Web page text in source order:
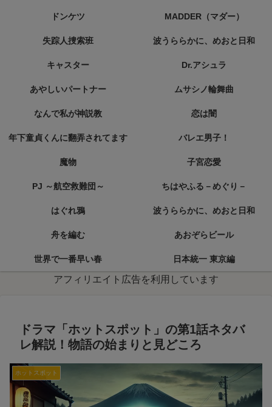
ドンケツ MADDER（マダー）
失踪人捜索班 波うららかに、めおと日和
キャスター Dr.アシュラ
あやしいパートナー ムサシノ輪舞曲
なんで私が神説教 恋は闇
年下童貞くんに翻弄されてます バレエ男子！
魔物 子宮恋愛
PJ ～航空救難団～ ちはやふる－めぐり－
はぐれ鴉 波うららかに、めおと日和
舟を編む あおぞらビール
世界で一番早い春 日本統一 東京編
アフィリエイト広告を利用しています
ドラマ「ホットスポット」の第1話ネタバ
レ解説！物語の始まりと見どころ
ホットスポット